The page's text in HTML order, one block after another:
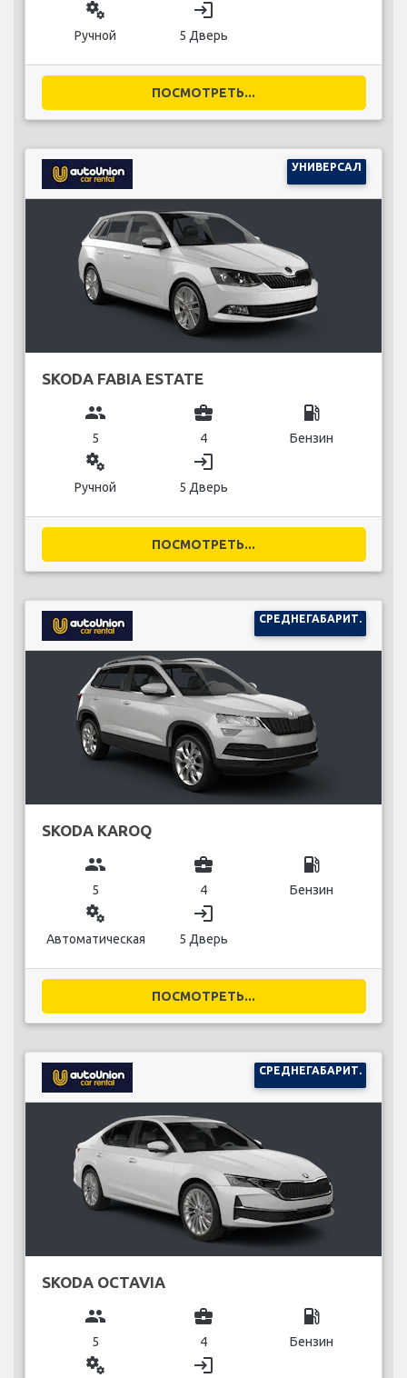
miscellaneous_services
Ручной
login
5 Дверь
ПОСМОТРЕТЬ...
УНИВЕРСАЛ
SKODA FABIA ESTATE
group
5
business_center
4
local_gas_station
Бензин
miscellaneous_services
Ручной
login
5 Дверь
ПОСМОТРЕТЬ...
СРЕДНЕГАБАРИТ.
SKODA KAROQ
group
5
business_center
4
local_gas_station
Бензин
miscellaneous_services
Автоматическая
login
5 Дверь
ПОСМОТРЕТЬ...
СРЕДНЕГАБАРИТ.
SKODA OCTAVIA
group
5
business_center
4
local_gas_station
Бензин
miscellaneous_services login